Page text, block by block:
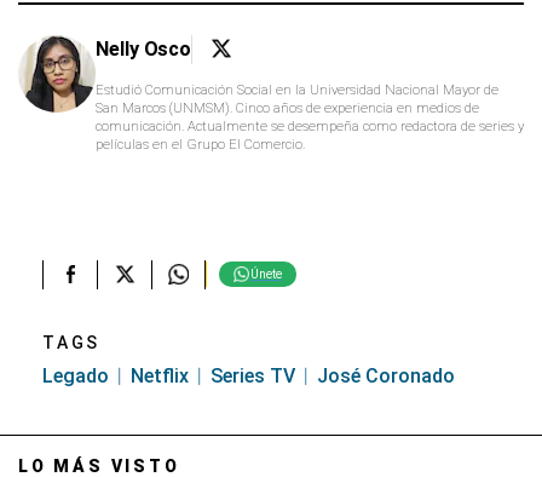
Nelly Osco
Estudió Comunicación Social en la Universidad Nacional Mayor de
San Marcos (UNMSM). Cinco años de experiencia en medios de
comunicación. Actualmente se desempeña como redactora de series y
películas en el Grupo El Comercio.
Únete
TAGS
Legado Netflix Series TV José Coronado
LO MÁS VISTO